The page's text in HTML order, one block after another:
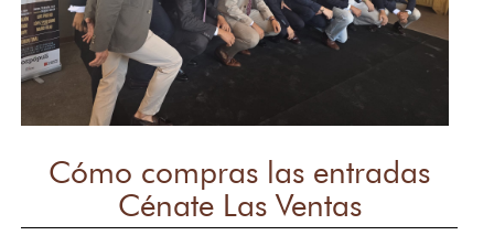
Cómo compras las entradas
Cénate Las Ventas